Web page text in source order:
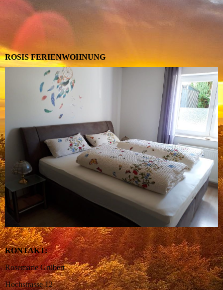
ROSIS FERIENWOHNUNG
KONTAKT:
Rosemarie Grübert
Hochstrasse 12